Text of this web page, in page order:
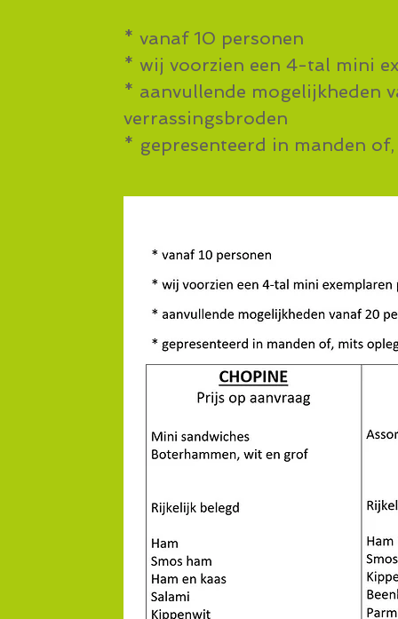
* vanaf 10 personen
* wij voorzien een 4-tal mini
* aanvullende mogelijkheden
verrassingsbroden
* gepresenteerd in manden